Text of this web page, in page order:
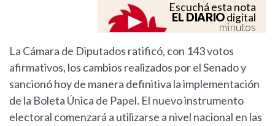
Escuchá esta nota
EL DIARIOdigital
minutos
La Cámara de Diputados ratificó, con 143 votos
afirmativos, los cambios realizados por el Senado y
sancionó hoy de manera definitiva la implementación
de la Boleta Única de Papel. El nuevo instrumento
electoral comenzará a utilizarse a nivel nacional en las